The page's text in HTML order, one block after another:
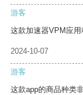
游客
这款加速器VPM应用
2024-10-07
游客
这款app的商品种类